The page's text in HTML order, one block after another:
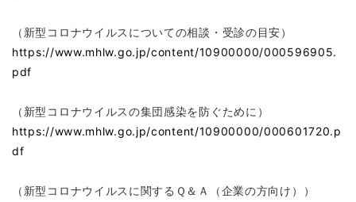
（新型コロナウイルスについての相談・受診の目安）
https://www.mhlw.go.jp/content/10900000/000596905.
pdf
（新型コロナウイルスの集団感染を防ぐために）
https://www.mhlw.go.jp/content/10900000/000601720.p
df
（新型コロナウイルスに関するＱ＆Ａ（企業の方向け））